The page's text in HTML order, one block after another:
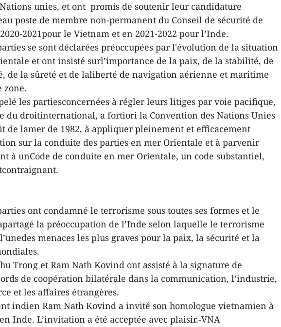
unies, et ont promis de soutenir leur candidature
poste de membre non-permanent du Conseil de sécurité de
2021pour le Vietnam et en 2021-2022 pour l’Inde.
se sont déclarées préoccupées par l'évolution de la situation
et ont insisté surl’importance de la paix, de la stabilité, de
de la sûreté et de laliberté de navigation aérienne et maritime
zone.
les partiesconcernées à régler leurs litiges par voie pacifique,
du droitinternational, a fortiori la Convention des Nations Unies
de lamer de 1982, à appliquer pleinement et efficacement
sur la conduite des parties en mer Orientale et à parvenir
à unCode de conduite en mer Orientale, un code substantiel,
ont condamné le terrorisme sous toutes ses formes et le
la préoccupation de l’Inde selon laquelle le terrorisme
menaces les plus graves pour la paix, la sécurité et la
Trong et Ram Nath Kovind ont assisté à la signature de
de coopération bilatérale dans la communication, l’industrie,
et les affaires étrangères.
indien Ram Nath Kovind a invité son homologue vietnamien à
Inde. L’invitation a été acceptée avec plaisir.-VNA